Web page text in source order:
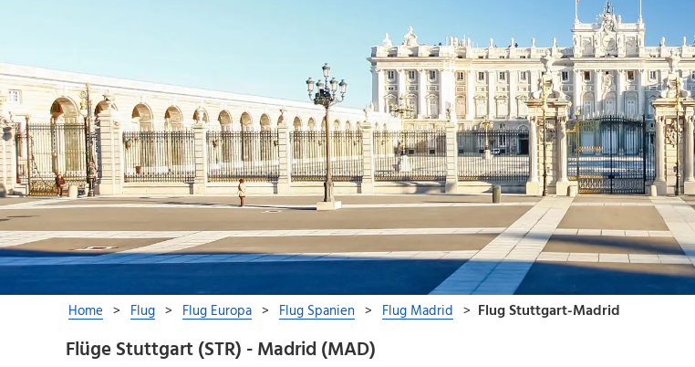
Flüge Stuttgart (STR) - Madrid (MAD)